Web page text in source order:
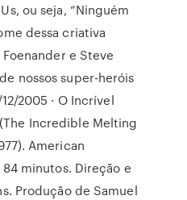
ou seja, “Ninguém
dessa criativa
e Steve
nossos super-heróis
2005 · O Incrível
Incredible Melting
American
minutos. Direção e
Produção de Samuel